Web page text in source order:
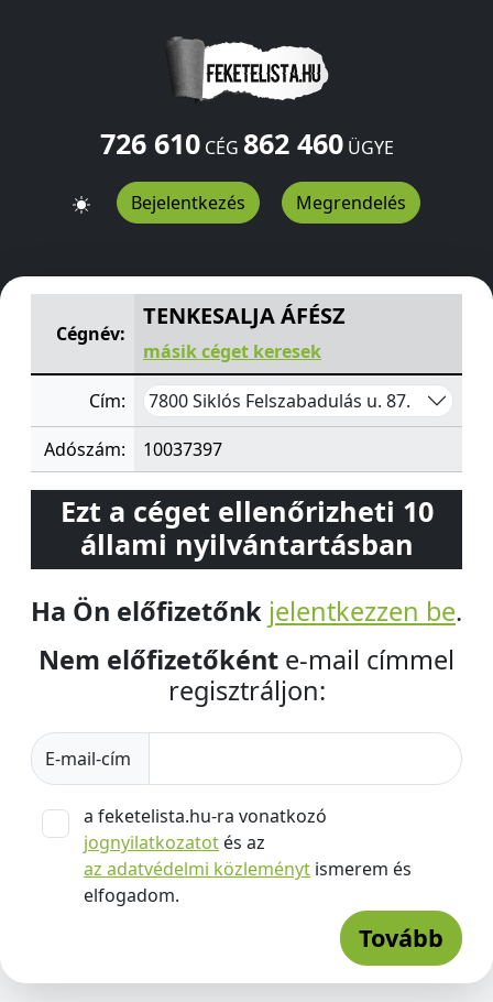
726 610CÉG 862 460ÜGYE
Bejelentkezés Megrendelés
TENKESALJA ÁFÉSZFelszabadulás u. 87.
Cégnév:
TENKESALJA ÁFÉSZ
másik céget keresek
Cím: 7800 Siklós Felszabadulás u. 87.
Adószám: 10037397
Ezt a céget ellenőrizheti 10
állami nyilvántartásban
Ha Ön előfizetőnk jelentkezzen be.
Nem előfizetőként e-mail címmel
regisztráljon:
E-mail-cím
a feketelista.hu-ra vonatkozó
jognyilatkozatot és az
az adatvédelmi közleményt ismerem és
elfogadom.
Tovább